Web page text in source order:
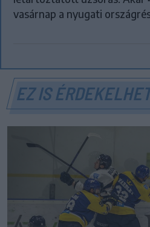
vasárnap a nyugati
EZ IS